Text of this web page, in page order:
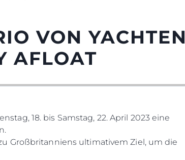
VON YACHTEN
AFLOAT
18. bis Samstag, 22. April 2023 eine
Großbritanniens ultimativem Ziel, um die